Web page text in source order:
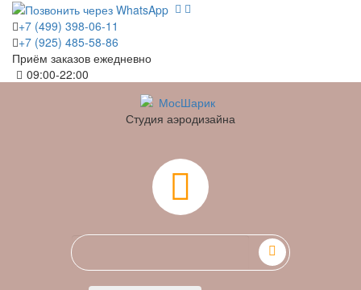
+7 (499) 398-06-11
+7 (925) 485-58-86
Приём заказов ежедневно
09:00-22:00
Студия аэродизайна